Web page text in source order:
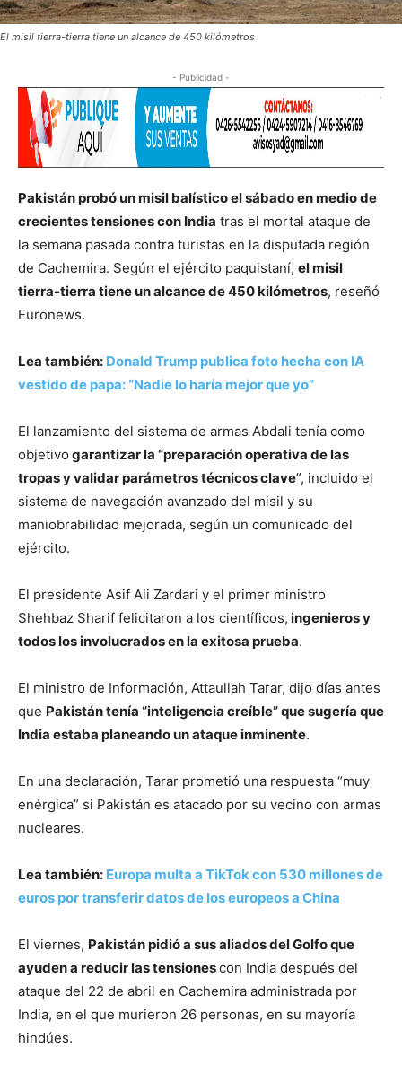
El misil tierra-tierra tiene un alcance de 450 kilómetros
- Publicidad -
Pakistán probó un misil balístico el sábado en medio de
crecientes tensiones con India tras el mortal ataque de
la semana pasada contra turistas en la disputada región
de Cachemira. Según el ejército paquistaní, el misil
tierra-tierra tiene un alcance de 450 kilómetros, reseñó
Euronews.
Lea también: Donald Trump publica foto hecha con IA
vestido de papa: “Nadie lo haría mejor que yo”
El lanzamiento del sistema de armas Abdali tenía como
objetivo garantizar la “preparación operativa de las
tropas y validar parámetros técnicos clave”, incluido el
sistema de navegación avanzado del misil y su
maniobrabilidad mejorada, según un comunicado del
ejército.
El presidente Asif Ali Zardari y el primer ministro
Shehbaz Sharif felicitaron a los científicos, ingenieros y
todos los involucrados en la exitosa prueba.
El ministro de Información, Attaullah Tarar, dijo días antes
que Pakistán tenía “inteligencia creíble” que sugería que
India estaba planeando un ataque inminente.
En una declaración, Tarar prometió una respuesta “muy
enérgica” si Pakistán es atacado por su vecino con armas
nucleares.
Lea también: Europa multa a TikTok con 530 millones de
euros por transferir datos de los europeos a China
El viernes, Pakistán pidió a sus aliados del Golfo que
ayuden a reducir las tensionescon India después del
ataque del 22 de abril en Cachemira administrada por
India, en el que murieron 26 personas, en su mayoría
hindúes.